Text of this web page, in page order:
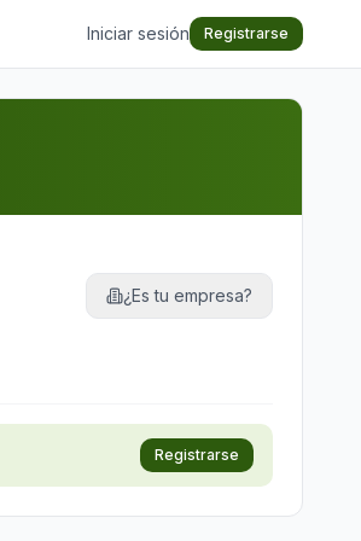
Iniciar sesión Registrarse
¿Es tu empresa?
Registrarse